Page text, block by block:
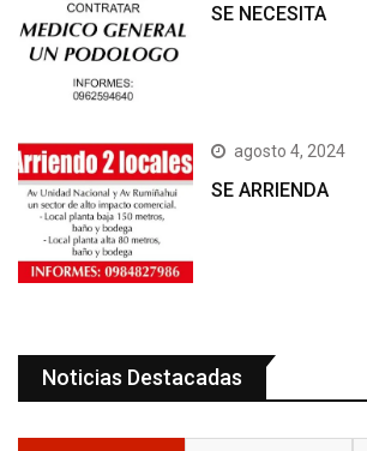
SE NECESITA
agosto 4, 2024
SE ARRIENDA
Noticias Destacadas